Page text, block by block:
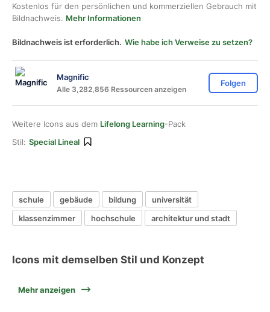
Kostenlos für den persönlichen und kommerziellen Gebrauch mit
Bildnachweis. Mehr Informationen
Bildnachweis ist erforderlich. Wie habe ich Verweise zu setzen?
Magnific
Alle 3,282,856 Ressourcen anzeigen
Folgen
Weitere Icons aus dem Lifelong Learning-Pack
Stil: Special Lineal
schule gebäude bildung
universität
klassenzimmer
hochschule architektur und stadt
Icons mit demselben Stil und Konzept
Mehr anzeigen